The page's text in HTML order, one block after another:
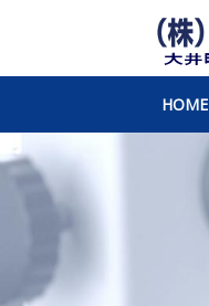
HOME